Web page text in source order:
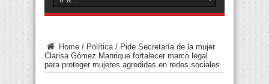
Home / Política / Pide Secretaría de la mujer
Clarisa Gómez Manrique fortalecer marco legal
para proteger mujeres agredidas en redes sociales